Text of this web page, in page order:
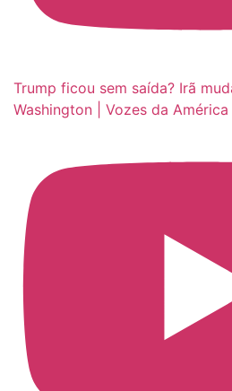
Trump ficou sem saída? Irã
Washington | Vozes da